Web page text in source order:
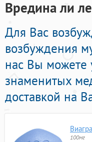
Вредина ли
Для Вас
возбуждения
нас Вы можете
знаменитых
доставкой на
Виагра
100мг